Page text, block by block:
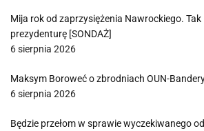
Mija rok od zaprzysiężenia Nawrockiego.
prezydenturę [SONDAŻ]
6 sierpnia 2026
Maksym Boroweć o zbrodniach OUN-
6 sierpnia 2026
Będzie przełom w sprawie wyczekiwanego